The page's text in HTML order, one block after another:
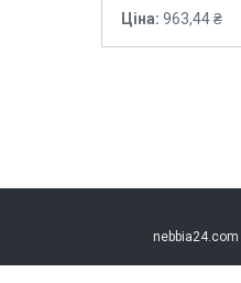
Ціна: 963,44 ₴